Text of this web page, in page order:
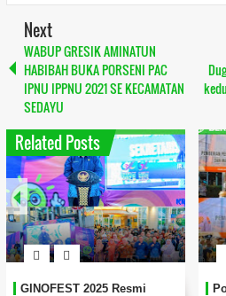
Next
WABUP GRESIK AMINATUN
HABIBAH BUKA PORSENI PAC
IPNU IPPNU 2021 SE KECAMATAN
SEDAYU
Related Posts
Jelang Nataru, Polres Gresik